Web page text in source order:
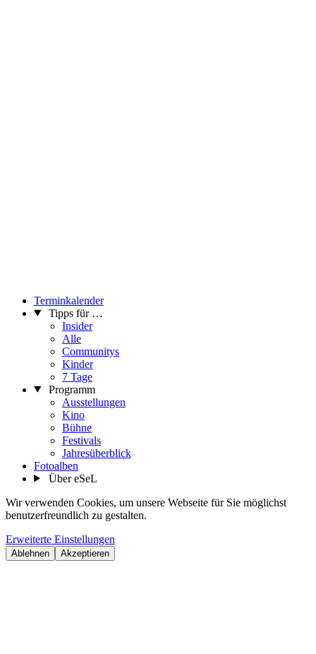
Terminkalender
Tipps für …
Insider
Alle
Communitys
Kinder
7 Tage
Programm
Ausstellungen
Kino
Bühne
Festivals
Jahresüberblick
Fotoalben
Über eSeL
Wir verwenden Cookies, um unsere Webseite für Sie möglichst
benutzerfreundlich zu gestalten.
Erweiterte Einstellungen
Ablehnen Akzeptieren